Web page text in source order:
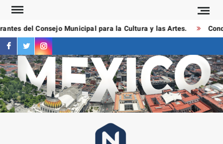
Saltar
contenidodel Consejo Municipal para la Cultura y las Artes.
facebook
twitterinstagram